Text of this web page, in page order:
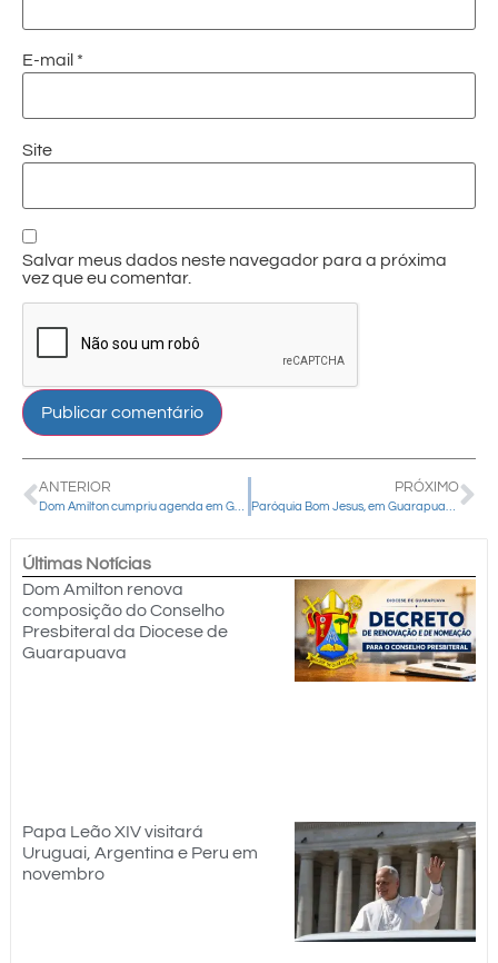
E-mail *
Site
Salvar meus dados neste navegador para a próxima
vez que eu comentar.
ANTERIOR PRÓXIMO
Últimas Notícias
Dom Amilton renova
composição do Conselho
Presbiteral da Diocese de
Guarapuava
Papa Leão XIV visitará
Uruguai, Argentina e Peru em
novembro